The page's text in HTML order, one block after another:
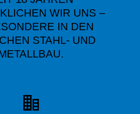
WIR UNS –
IN DEN
STAHL- UND
.